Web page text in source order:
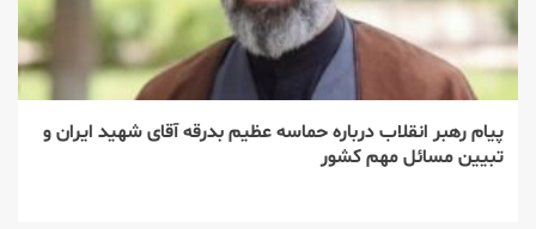
پیام رهبر انقلاب درباره حماسه عظیم بدرقه آقای شهید ایران و
تبیین مسائل مهم کشور